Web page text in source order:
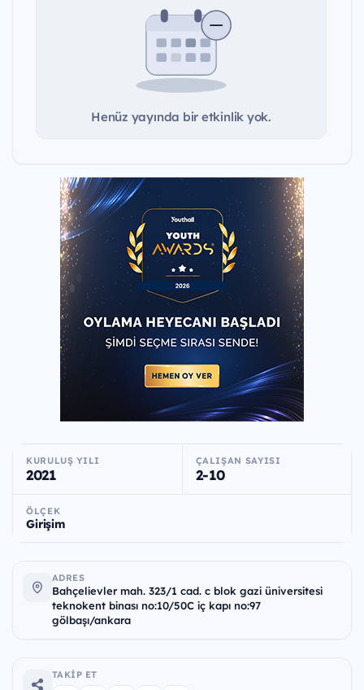
Henüz yayında bir etkinlik yok.
KURULUŞ YILI
2021
ÇALIŞAN SAYISI
2-10
ÖLÇEK
Girişim
ADRES
Bahçelievler mah. 323/1 cad. c blok gazi üniversitesi
teknokent binası no:10/50C iç kapı no:97
gölbaşı/ankara
TAKIP ET